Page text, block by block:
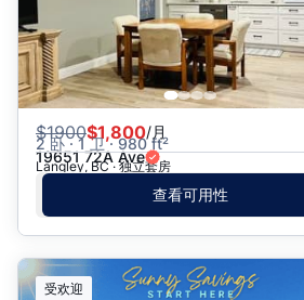
价格 - $$$ 到 $
价格 - $ 到 $$$
$1900$1,800/月
2 卧 · 1 卫 · 980 ft²
19651 72A Ave
Langley, BC · 独立套房
查看可用性
受欢迎